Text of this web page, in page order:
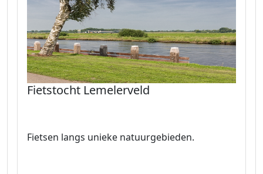
Fietstocht Lemelerveld
Fietsen langs unieke natuurgebieden.